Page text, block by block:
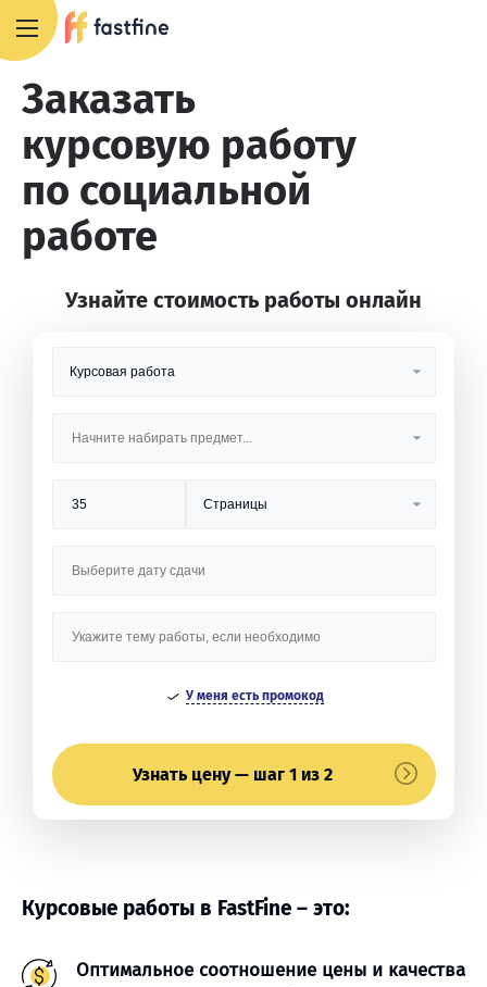
Заказать
курсовую работу
по социальной
работе
Узнайте стоимость работы онлайн
У меня есть промокод
Узнать цену — шаг 1 из 2
Курсовые работы в FastFine – это:
Оптимальное соотношение цены и качества